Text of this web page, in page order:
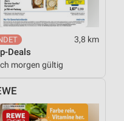
3,8 km
Deals
morgen gültig